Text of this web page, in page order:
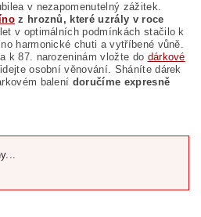
v nezapomenutelný zážitek.
z hroznů, které uzrály v roce
v optimálních podmínkách stačilo k
harmonické chuti a vytříbené vůně.
k 87. narozeninám vložte do dárkové
osobní věnování. Sháníte dárek
balení doručíme expresně